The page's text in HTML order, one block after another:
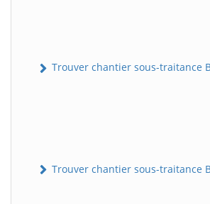
Trouver chantier sous-traitance
Trouver chantier sous-traitance